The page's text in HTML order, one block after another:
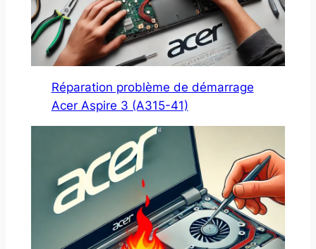
Réparation problème de démarrage
Acer Aspire 3 (A315-41)